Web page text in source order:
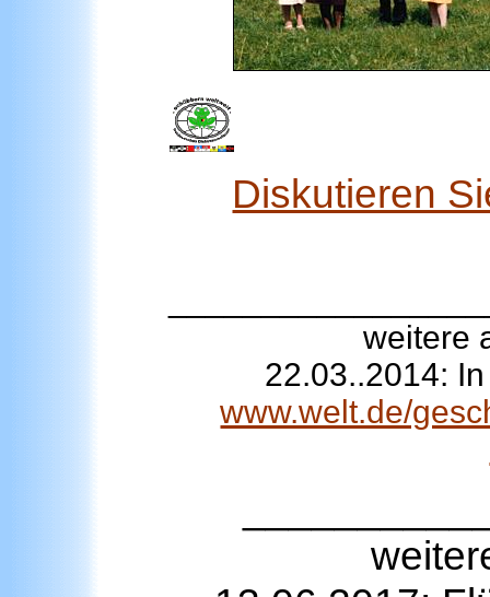
Diskutieren
weitere
22.03..2014:
www.welt.de/